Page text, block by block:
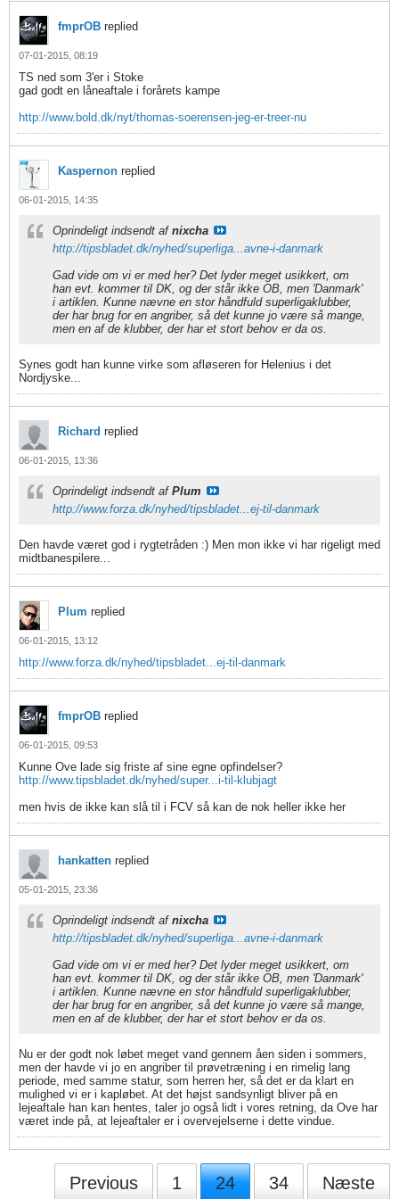
fmprOB replied
07-01-2015, 08:19
TS ned som 3'er i Stoke
gad godt en låneaftale i forårets kampe
http://www.bold.dk/nyt/thomas-soerensen-jeg-er-treer-nu
Kaspernon replied
06-01-2015, 14:35
Oprindeligt indsendt af nixcha
http://tipsbladet.dk/nyhed/superliga...avne-i-danmark
Gad vide om vi er med her? Det lyder meget usikkert, om
han evt. kommer til DK, og der står ikke OB, men 'Danmark'
i artiklen. Kunne nævne en stor håndfuld superligaklubber,
der har brug for en angriber, så det kunne jo være så mange,
men en af de klubber, der har et stort behov er da os.
Synes godt han kunne virke som afløseren for Helenius i det
Nordjyske...
Richard replied
06-01-2015, 13:36
Oprindeligt indsendt af Plum
http://www.forza.dk/nyhed/tipsbladet...ej-til-danmark
Den havde været god i rygtetråden :) Men mon ikke vi har rigeligt med
midtbanespilere...
Plum replied
06-01-2015, 13:12
http://www.forza.dk/nyhed/tipsbladet...ej-til-danmark
fmprOB replied
06-01-2015, 09:53
Kunne Ove lade sig friste af sine egne opfindelser?
http://www.tipsbladet.dk/nyhed/super...i-til-klubjagt
men hvis de ikke kan slå til i FCV så kan de nok heller ikke her
hankatten replied
05-01-2015, 23:36
Oprindeligt indsendt af nixcha
http://tipsbladet.dk/nyhed/superliga...avne-i-danmark
Gad vide om vi er med her? Det lyder meget usikkert, om
han evt. kommer til DK, og der står ikke OB, men 'Danmark'
i artiklen. Kunne nævne en stor håndfuld superligaklubber,
der har brug for en angriber, så det kunne jo være så mange,
men en af de klubber, der har et stort behov er da os.
Nu er der godt nok løbet meget vand gennem åen siden i sommers,
men der havde vi jo en angriber til prøvetræning i en rimelig lang
periode, med samme statur, som herren her, så det er da klart en
mulighed vi er i kapløbet. At det højst sandsynligt bliver på en
lejeaftale han kan hentes, taler jo også lidt i vores retning, da Ove har
været inde på, at lejeaftaler er i overvejelserne i dette vindue.
Previous 1 24 34 Næste